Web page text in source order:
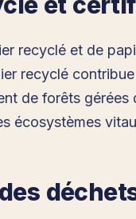
recyclé et de
recyclé
de forêts
écosystèmes